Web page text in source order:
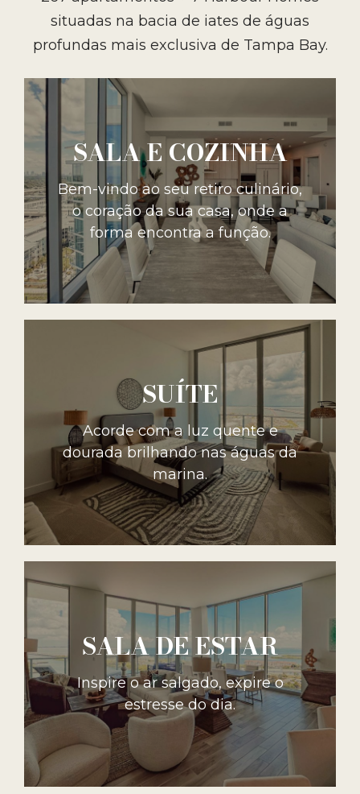
situadas na bacia de iates de águas
profundas mais exclusiva de Tampa Bay.
SALA E COZINHA
Bem-vindo ao seu retiro culinário,
o coração da sua casa, onde a
forma encontra a função.
SUÍTE
Acorde com a luz quente e
dourada brilhando nas águas da
marina.
SALA DE ESTAR
Inspire o ar salgado, expire o
estresse do dia.